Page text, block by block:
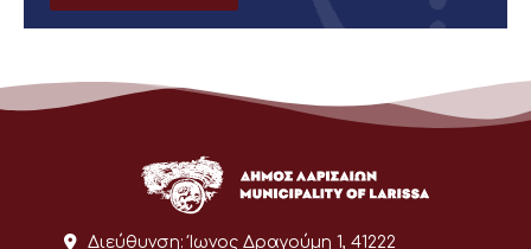
Διεύθυνση: Ίωνος Δραγούμη 1, 41222